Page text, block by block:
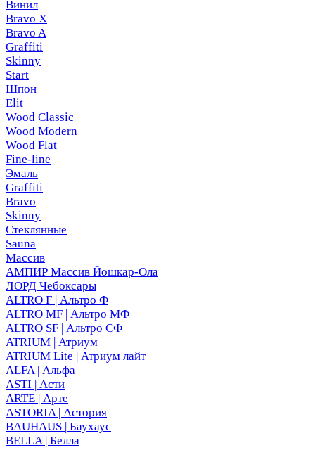
Винил
Bravo X
Bravo A
Graffiti
Skinny
Start
Шпон
Elit
Wood Classic
Wood Modern
Wood Flat
Fine-line
Эмаль
Graffiti
Bravo
Skinny
Стеклянные
Sauna
Массив
АМПИР Массив Йошкар-Ола
ЛОРД Чебоксары
ALTRO F | Альтро Ф
ALTRO MF | Альтро МФ
ALTRO SF | Альтро СФ
ATRIUM | Атриум
ATRIUM Lite | Атриум лайт
ALFA | Альфа
ASTI | Асти
ARTE | Арте
ASTORIA | Астория
BAUHAUS | Баухаус
BELLA | Белла